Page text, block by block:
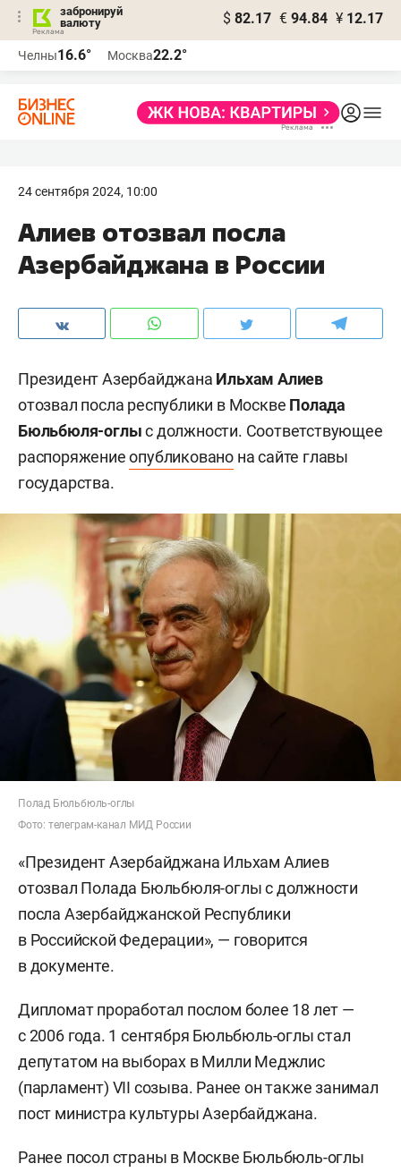
забронируй
валюту
$ 82.17 € 94.84 ¥ 12.17
Челны16.6° Москва22.2°
24 сентября 2024, 10:00
Алиев отозвал посла
Азербайджана в России
Президент Азербайджана Ильхам Алиев
отозвал посла республики в Москве Полада
Бюльбюля-оглыс должности. Соответствующее
распоряжениеопубликовано на сайте главы
государства.
Полад Бюльбюль-оглы
Фото: телеграм-канал МИД России
«Президент Азербайджана Ильхам Алиев
отозвал Полада Бюльбюля-оглы с должности
посла Азербайджанской Республики
в Российской Федерации», — говорится
в документе.
Дипломат проработал послом более 18 лет —
с 2006 года. 1 сентября Бюльбюль-оглы стал
депутатом на выборах в Милли Меджлис
(парламент) VII созыва. Ранее он также занимал
пост министра культуры Азербайджана.
Ранее посол страны в Москве Бюльбюль-оглы